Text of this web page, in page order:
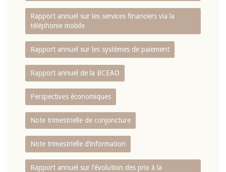
Rapport annuel sur les services financiers via la
téléphonie mobile
Rapport annuel sur les systèmes de paiement
Rapport annuel de la BCEAO
Perspectives économiques
Note trimestrielle de conjoncture
Note trimestrielle d‘information
Rapport annuel sur l‘évolution des prix à la